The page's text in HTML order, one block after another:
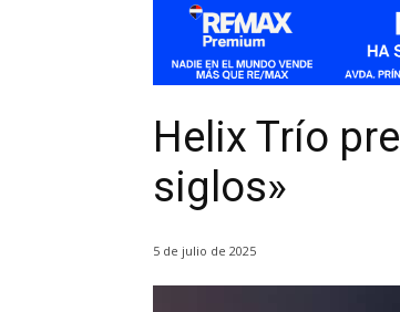
Helix Trío
siglos»
5 de julio de 2025